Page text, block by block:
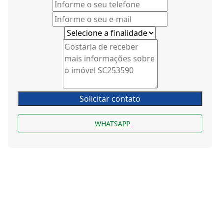
Solicitar contato
WHATSAPP